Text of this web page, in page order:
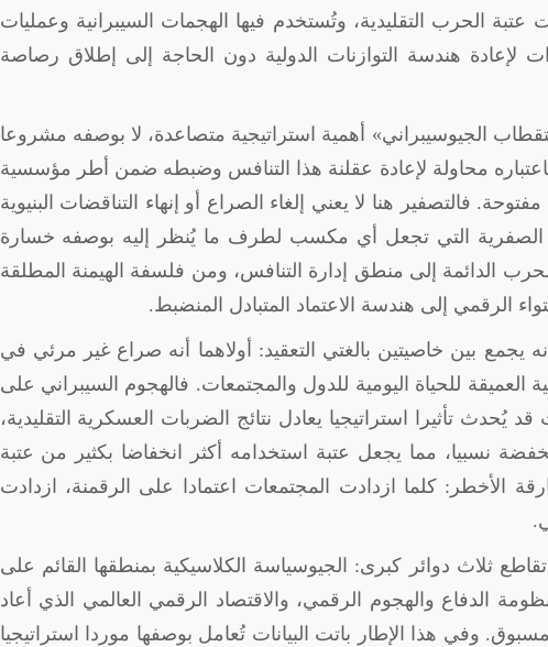
الحرب التقليدية، وتُستخدم فيها الهجمات السيبرانية وعمليات
لإعادة هندسة التوازنات الدولية دون الحاجة إلى إطلاق رصاصة
الجيوسيبراني» أهمية استراتيجية متصاعدة، لا بوصفه مشروعا
باعتباره محاولة لإعادة عقلنة هذا التنافس وضبطه ضمن أطر مؤسسية
فالتصفير هنا لا يعني إلغاء الصراع أو إنهاء التناقضات البنيوية
الصفرية التي تجعل أي مكسب لطرف ما يُنظر إليه بوصفه خسارة
الدائمة إلى منطق إدارة التنافس، ومن فلسفة الهيمنة المطلقة
الرقمي إلى هندسة الاعتماد المتبادل المنضبط.
يجمع بين خاصيتين بالغتي التعقيد: أولاهما أنه صراع غير مرئي في
العميقة للحياة اليومية للدول والمجتمعات. فالهجوم السيبراني على
يُحدث تأثيرا استراتيجيا يعادل نتائج الضربات العسكرية التقليدية،
نسبيا، مما يجعل عتبة استخدامه أكثر انخفاضا بكثير من عتبة
الأخطر: كلما ازدادت المجتمعات اعتمادا على الرقمنة، ازدادت
.
ثلاث دوائر كبرى: الجيوسياسة الكلاسيكية بمنطقها القائم على
الدفاع والهجوم الرقمي، والاقتصاد الرقمي العالمي الذي أعاد
وفي هذا الإطار باتت البيانات تُعامل بوصفها موردا استراتيجيا